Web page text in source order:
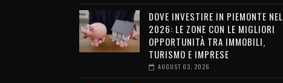
DOVE INVESTIRE IN PIEMONTE NEL
2026: LE ZONE CON LE MIGLIORI
OPPORTUNITÀ TRA IMMOBILI,
TURISMO E IMPRESE
AUGUST 03, 2026